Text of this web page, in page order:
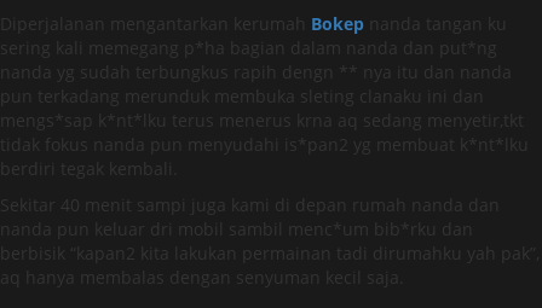
Diperjalanan mengantarkan kerumah Bokep nanda tangan ku
sering kali memegang p*ha bagian dalam nanda dan put*ng
nanda yg sudah terbungkus rapih dengn ** nya itu dan nanda
pun terkadang merunduk membuka sleting clanaku ini dan
mengs*sap k*nt*lku terus menerus krna aq sedang menyetir,tkt
tidak fokus nanda pun menyudahi is*pan2 yg membuat k*nt*lku
berdiri tegak kembali.
Sekitar 40 menit sampi juga kami di depan rumah nanda dan
nanda pun keluar dri mobil sambil menc*um bib*rku dan
berbisik “kapan2 kita lakukan permainan tadi dirumahku yah pak”,
aq hanya membalas dengan senyuman kecil saja.